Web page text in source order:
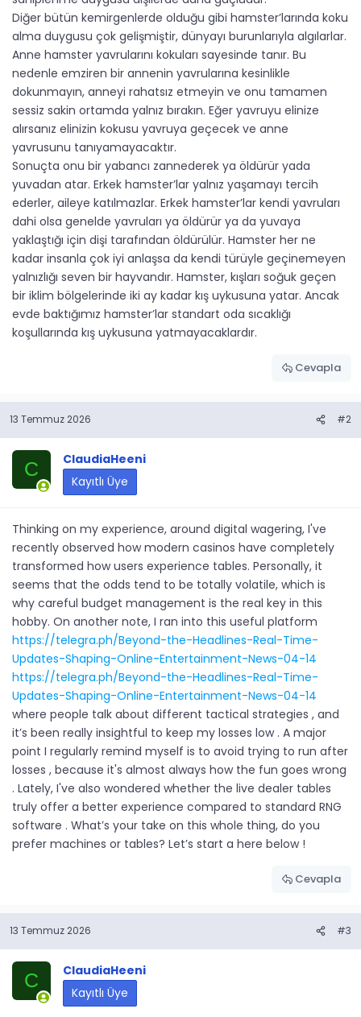
Diğer bütün kemirgenlerde olduğu gibi hamster’larında koku
alma duygusu çok gelişmiştir, dünyayı burunlarıyla algılarlar.
Anne hamster yavrularını kokuları sayesinde tanır. Bu
nedenle emziren bir annenin yavrularına kesinlikle
dokunmayın, anneyi rahatsız etmeyin ve onu tamamen
sessiz sakin ortamda yalnız bırakın. Eğer yavruyu elinize
alırsanız elinizin kokusu yavruya geçecek ve anne
yavrusunu tanıyamayacaktır.
Sonuçta onu bir yabancı zannederek ya öldürür yada
yuvadan atar. Erkek hamster’lar yalnız yaşamayı tercih
ederler, aileye katılmazlar. Erkek hamster’lar kendi yavruları
dahi olsa genelde yavruları ya öldürür ya da yuvaya
yaklaştığı için dişi tarafından öldürülür. Hamster her ne
kadar insanla çok iyi anlaşsa da kendi türüyle geçinemeyen
yalnızlığı seven bir hayvandır. Hamster, kışları soğuk geçen
bir iklim bölgelerinde iki ay kadar kış uykusuna yatar. Ancak
evde baktığımız hamster’lar standart oda sıcaklığı
koşullarında kış uykusuna yatmayacaklardır.
Cevapla
13 Temmuz 2026 #2
C
ClaudiaHeeni
Kayıtlı Üye
Thinking on my experience, around digital wagering, I've
recently observed how modern casinos have completely
transformed how users experience tables. Personally, it
seems that the odds tend to be totally volatile, which is
why careful budget management is the real key in this
hobby. On another note, I ran into this useful platform
https://telegra.ph/Beyond-the-Headlines-Real-Time-
Updates-Shaping-Online-Entertainment-News-04-14
https://telegra.ph/Beyond-the-Headlines-Real-Time-
Updates-Shaping-Online-Entertainment-News-04-14
where people talk about different tactical strategies , and
it’s been really insightful to keep my losses low . A major
point I regularly remind myself is to avoid trying to run after
losses , because it's almost always how the fun goes wrong
. Lately, I've also wondered whether the live dealer tables
truly offer a better experience compared to standard RNG
software . What’s your take on this whole thing, do you
prefer machines or tables? Let’s start a here below !
Cevapla
13 Temmuz 2026 #3
C
ClaudiaHeeni
Kayıtlı Üye